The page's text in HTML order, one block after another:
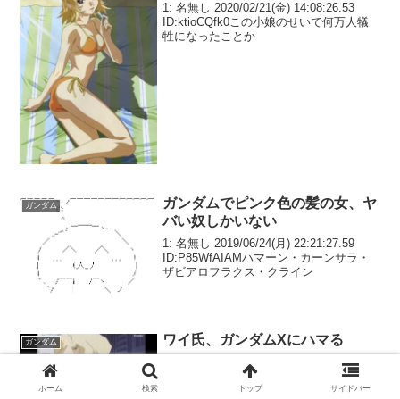
1: 名無し 2020/02/21(金) 14:08:26.53
ID:ktioCQfk0この小娘のせいで何万人犠
牲になったことか
ガンダム
ガンダムでピンク色の髪の女、ヤ
バい奴しかいない
1: 名無し 2019/06/24(月) 22:21:27.59
ID:P85WfAIAMハマーン・カーンサラ・
ザビアロフラクス・クライン
ガンダム ワイ氏、ガンダムXにハマる
1: 名無し 2026/02/13(金) 15:15:06.72
ID:TrKrPN+fdやたらと評価低いけど戦い
が地味なだけでオモロイやん2: 名無し
ホーム 検索 トップ サイドバー